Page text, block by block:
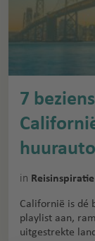
7
huurauto
in Reisinspiratie
Californië is dé
playlist aan,
uitgestrekte